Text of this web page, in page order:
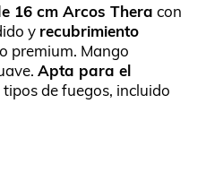
16 cm Arcos Thera con
y recubrimiento
premium. Mango
Apta para el
de fuegos, incluido